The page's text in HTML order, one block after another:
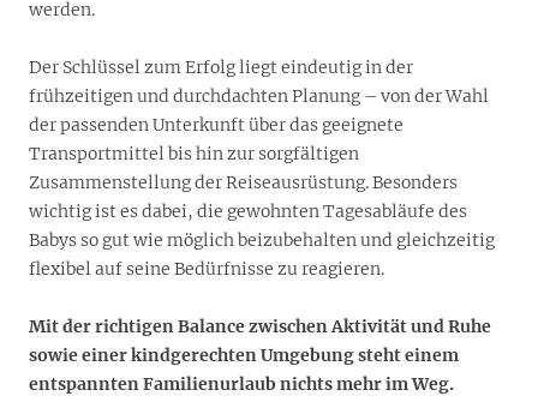
werden.
Der Schlüssel zum Erfolg liegt eindeutig in der
frühzeitigen und durchdachten Planung – von der Wahl
der passenden Unterkunft über das geeignete
Transportmittel bis hin zur sorgfältigen
Zusammenstellung der Reiseausrüstung. Besonders
wichtig ist es dabei, die gewohnten Tagesabläufe des
Babys so gut wie möglich beizubehalten und gleichzeitig
flexibel auf seine Bedürfnisse zu reagieren.
Mit der richtigen Balance zwischen Aktivität und Ruhe
sowie einer kindgerechten Umgebung steht einem
entspannten Familienurlaub nichts mehr im Weg.